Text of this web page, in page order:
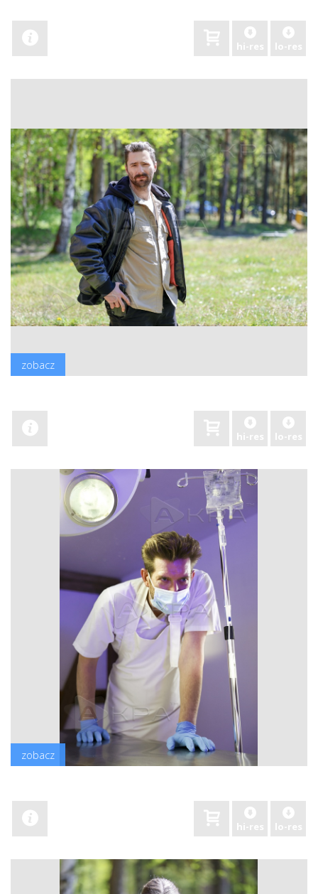
hi-res lo-res
zobacz
hi-res lo-res
zobacz
hi-res lo-res